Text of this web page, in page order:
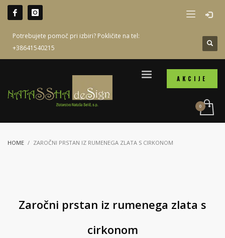
Potrebujete pomoč pri izbiri? Pokličite na tel:
+38641540215
AKCIJE
HOME ZAROČNI PRSTAN IZ RUMENEGA ZLATA S CIRKONOM
Zaročni prstan iz rumenega zlata s
cirkonom